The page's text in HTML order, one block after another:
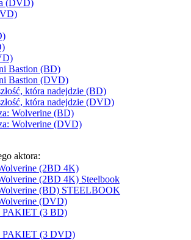
(DVD)
Bastion (BD)
Bastion (DVD)
która nadejdzie (BD)
która nadejdzie (DVD)
Wolverine (BD)
Wolverine (DVD)
aktora:
(2BD 4K)
(2BD 4K) Steelbook
(BD) STEELBOOK
(DVD)
PAKIET (3 BD)
PAKIET (3 DVD)